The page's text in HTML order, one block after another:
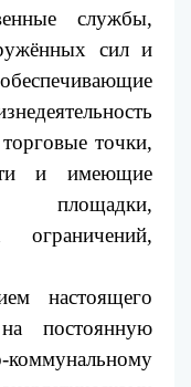
службы,
сил и
точки,
и имеющие
площадки,
настоящего
постоянную